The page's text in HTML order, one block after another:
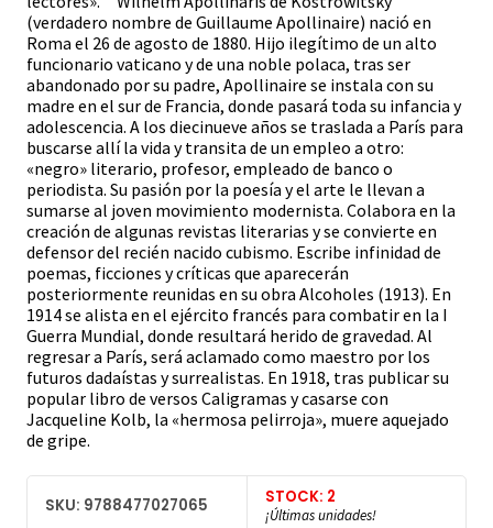
(verdadero nombre de Guillaume Apollinaire) nació en
Roma el 26 de agosto de 1880. Hijo ilegítimo de un alto
funcionario vaticano y de una noble polaca, tras ser
abandonado por su padre, Apollinaire se instala con su
madre en el sur de Francia, donde pasará toda su infancia y
adolescencia. A los diecinueve años se traslada a París para
buscarse allí la vida y transita de un empleo a otro:
«negro» literario, profesor, empleado de banco o
periodista. Su pasión por la poesía y el arte le llevan a
sumarse al joven movimiento modernista. Colabora en la
creación de algunas revistas literarias y se convierte en
defensor del recién nacido cubismo. Escribe infinidad de
poemas, ficciones y críticas que aparecerán
posteriormente reunidas en su obra Alcoholes (1913). En
1914 se alista en el ejército francés para combatir en la I
Guerra Mundial, donde resultará herido de gravedad. Al
regresar a París, será aclamado como maestro por los
futuros dadaístas y surrealistas. En 1918, tras publicar su
popular libro de versos Caligramas y casarse con
Jacqueline Kolb, la «hermosa pelirroja», muere aquejado
de gripe.
SKU: 9788477027065 STOCK: 2
¡Últimas unidades!